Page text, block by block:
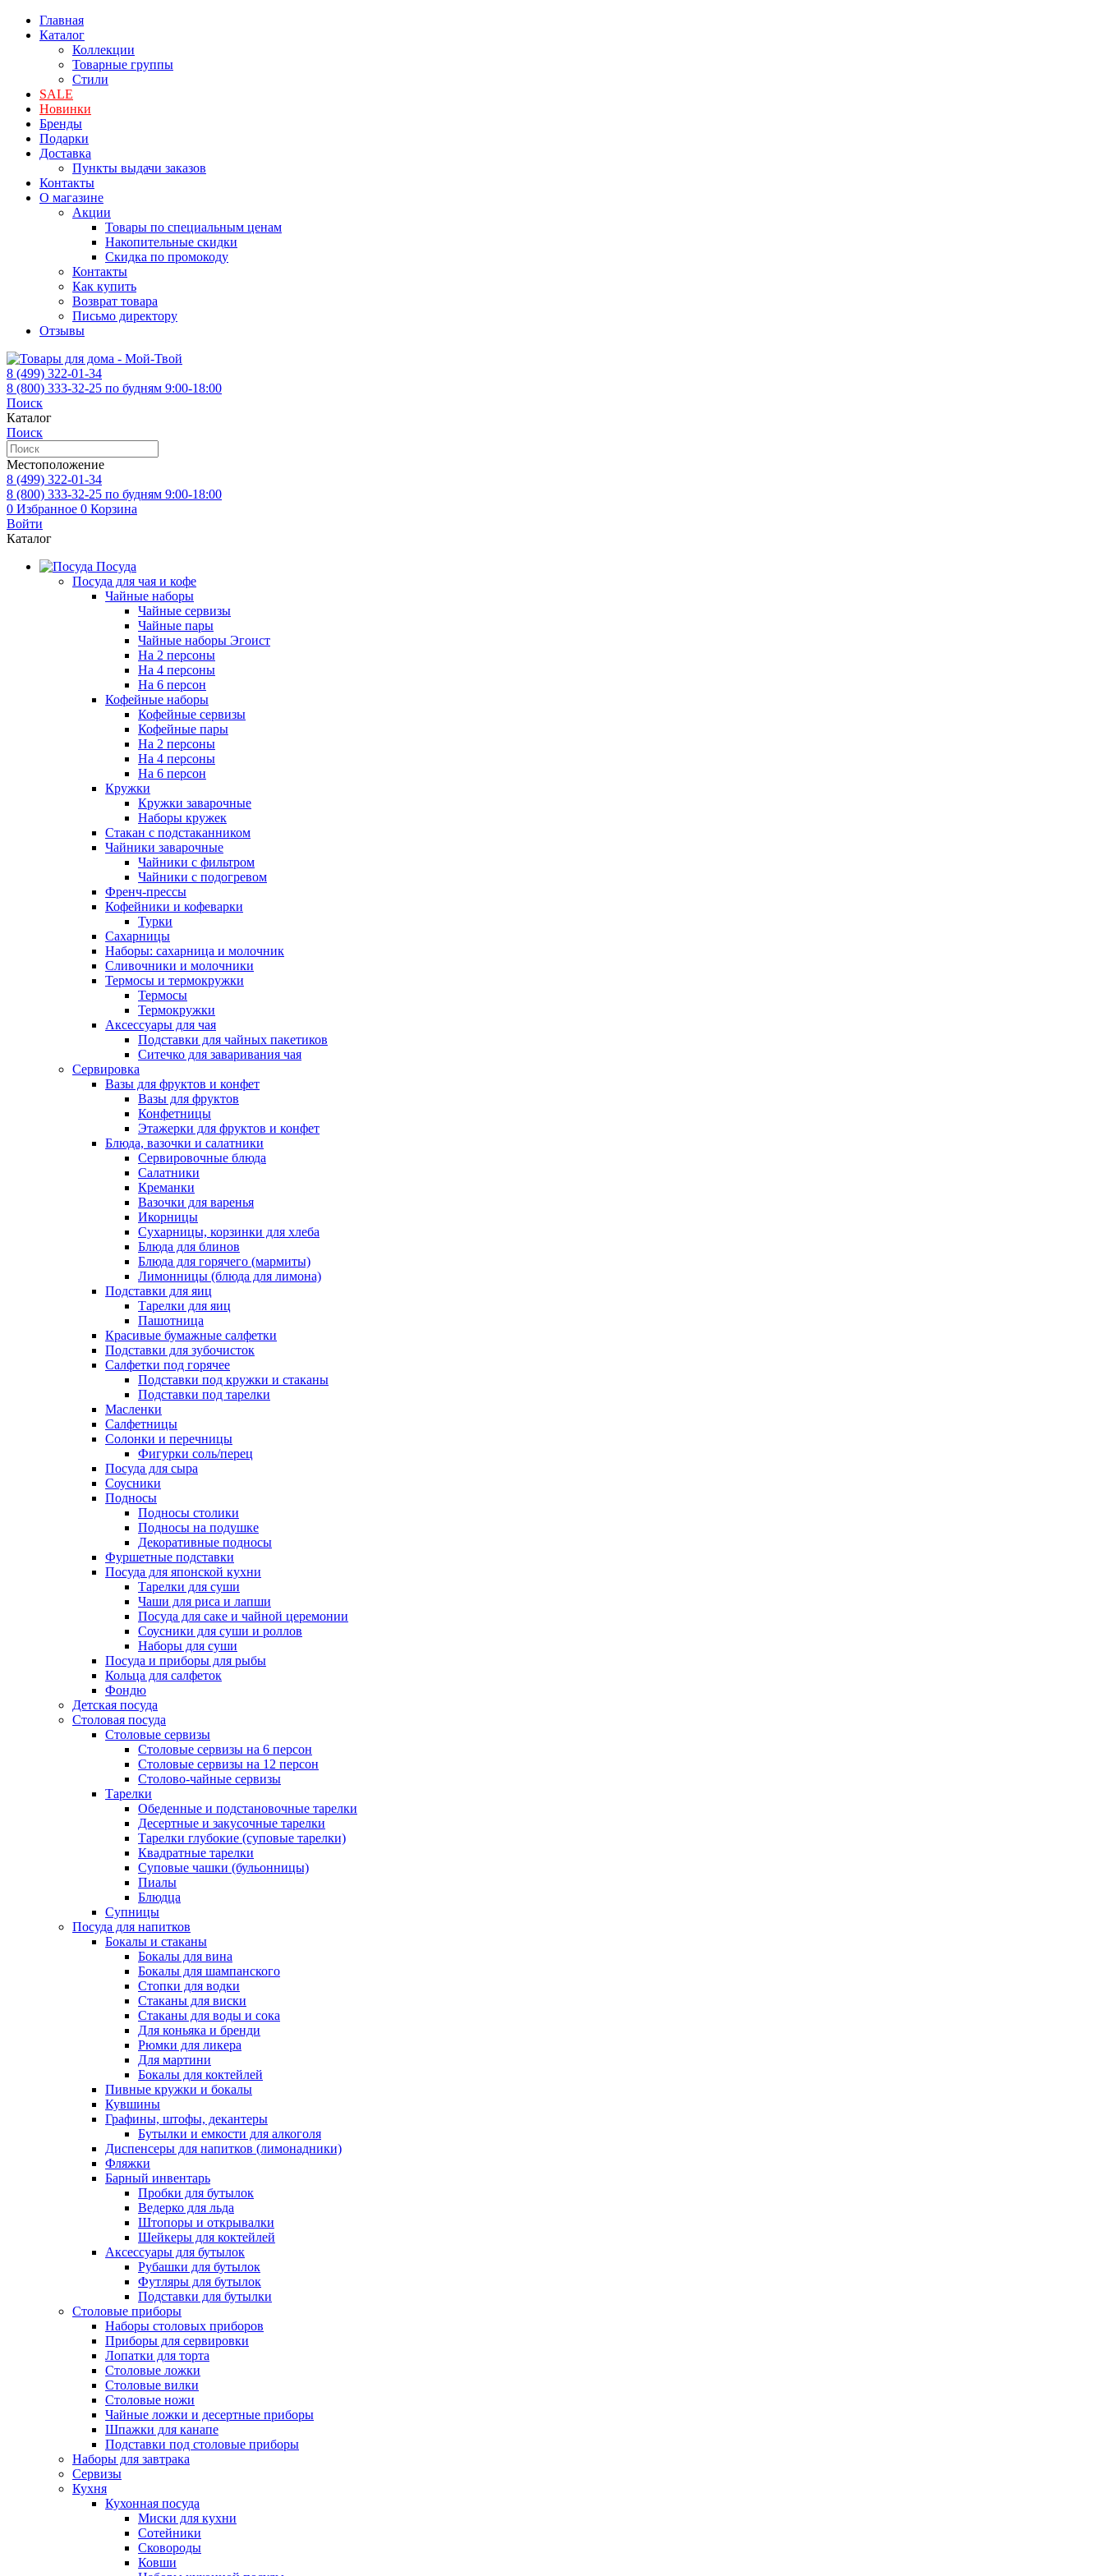
Главная
Каталог
Коллекции
Товарные группы
Стили
SALE
Новинки
Бренды
Подарки
Доставка
Пункты выдачи заказов
Контакты
О магазине
Акции
Товары по специальным ценам
Накопительные скидки
Скидка по промокоду
Контакты
Как купить
Возврат товара
Письмо директору
Отзывы
8 (499) 322-01-34
8 (800) 333-32-25 по будням 9:00-18:00
Поиск
Каталог
Поиск
Местоположение
8 (499) 322-01-34
8 (800) 333-32-25 по будням 9:00-18:00
0 Избранное 0 Корзина
Войти
Каталог
Посуда
Посуда для чая и кофе
Чайные наборы
Чайные сервизы
Чайные пары
Чайные наборы Эгоист
На 2 персоны
На 4 персоны
На 6 персон
Кофейные наборы
Кофейные сервизы
Кофейные пары
На 2 персоны
На 4 персоны
На 6 персон
Кружки
Кружки заварочные
Наборы кружек
Стакан с подстаканником
Чайники заварочные
Чайники с фильтром
Чайники с подогревом
Френч-прессы
Кофейники и кофеварки
Турки
Сахарницы
Наборы: сахарница и молочник
Сливочники и молочники
Термосы и термокружки
Термосы
Термокружки
Аксессуары для чая
Подставки для чайных пакетиков
Ситечко для заваривания чая
Сервировка
Вазы для фруктов и конфет
Вазы для фруктов
Конфетницы
Этажерки для фруктов и конфет
Блюда, вазочки и салатники
Сервировочные блюда
Салатники
Креманки
Вазочки для варенья
Икорницы
Сухарницы, корзинки для хлеба
Блюда для блинов
Блюда для горячего (мармиты)
Лимонницы (блюда для лимона)
Подставки для яиц
Тарелки для яиц
Пашотница
Красивые бумажные салфетки
Подставки для зубочисток
Салфетки под горячее
Подставки под кружки и стаканы
Подставки под тарелки
Масленки
Салфетницы
Солонки и перечницы
Фигурки соль/перец
Посуда для сыра
Соусники
Подносы
Подносы столики
Подносы на подушке
Декоративные подносы
Фуршетные подставки
Посуда для японской кухни
Тарелки для суши
Чаши для риса и лапши
Посуда для саке и чайной церемонии
Соусники для суши и роллов
Наборы для суши
Посуда и приборы для рыбы
Кольца для салфеток
Фондю
Детская посуда
Столовая посуда
Столовые сервизы
Столовые сервизы на 6 персон
Столовые сервизы на 12 персон
Столово-чайные сервизы
Тарелки
Обеденные и подстановочные тарелки
Десертные и закусочные тарелки
Тарелки глубокие (суповые тарелки)
Квадратные тарелки
Суповые чашки (бульонницы)
Пиалы
Блюдца
Супницы
Посуда для напитков
Бокалы и стаканы
Бокалы для вина
Бокалы для шампанского
Стопки для водки
Стаканы для виски
Стаканы для воды и сока
Для коньяка и бренди
Рюмки для ликера
Для мартини
Бокалы для коктейлей
Пивные кружки и бокалы
Кувшины
Графины, штофы, декантеры
Бутылки и емкости для алкоголя
Диспенсеры для напитков (лимонадники)
Фляжки
Барный инвентарь
Пробки для бутылок
Ведерко для льда
Штопоры и открывалки
Шейкеры для коктейлей
Аксессуары для бутылок
Рубашки для бутылок
Футляры для бутылок
Подставки для бутылки
Столовые приборы
Наборы столовых приборов
Приборы для сервировки
Лопатки для торта
Столовые ложки
Столовые вилки
Столовые ножи
Чайные ложки и десертные приборы
Шпажки для канапе
Подставки под столовые приборы
Наборы для завтрака
Сервизы
Кухня
Кухонная посуда
Миски для кухни
Сотейники
Сковороды
Ковши